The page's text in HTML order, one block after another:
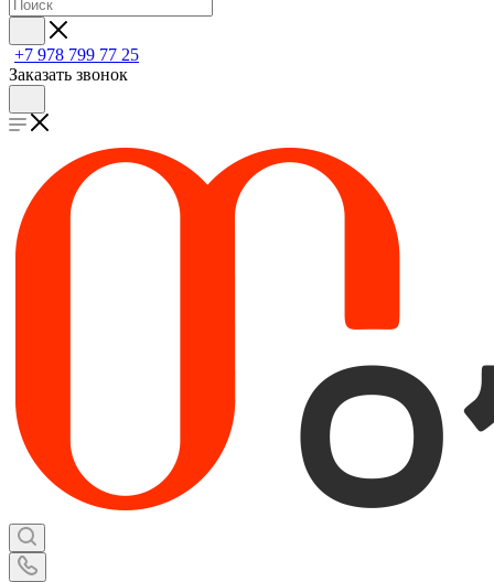
+7 978 799 77 25
Заказать звонок